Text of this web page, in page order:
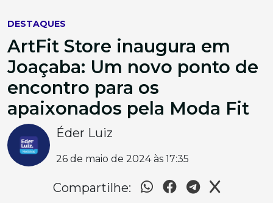
DESTAQUES
ArtFit Store inaugura em
Joaçaba: Um novo ponto de
encontro para os
apaixonados pela Moda Fit
Éder Luiz
26 de maio de 2024 às 17:35
Compartilhe: